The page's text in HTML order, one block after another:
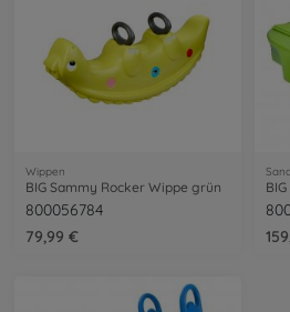
Wippen
BIG Sammy Rocker Wippe grün
800056784
79,99 €